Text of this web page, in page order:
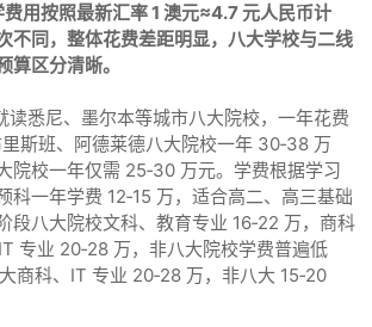
用按照最新汇率 1 澳元≈4.7 元人民币计
不同，整体花费差距明显，八大学校与二线
算区分清晰。
读悉尼、墨尔本等城市八大院校，一年花费
斯班、阿德莱德八大院校一年 30‑38 万
院校一年仅需 25‑30 万元。学费根据学习
科一年学费 12‑15 万，适合高二、高三基础
段八大院校文科、教育专业 16‑22 万，商科
专业 20‑28 万，非八大院校学费普遍低
商科、IT 专业 20‑28 万，非八大 15‑20